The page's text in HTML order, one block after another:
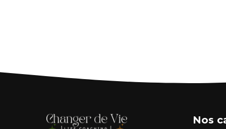
Nos